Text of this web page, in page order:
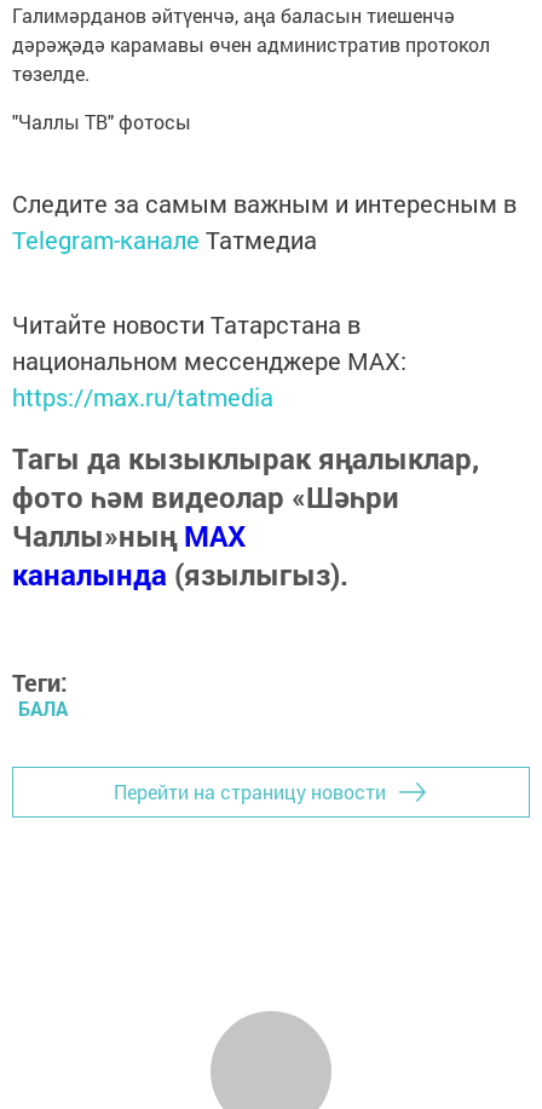
Галимәрданов әйтүенчә, аңа баласын тиешенчә
дәрәҗәдә карамавы өчен административ протокол
төзелде.
"Чаллы ТВ" фотосы
Следите за самым важным и интересным в
Telegram-канале Татмедиа
Читайте новости Татарстана в
национальном мессенджере MАХ:
https://max.ru/tatmedia
Тагы да кызыклырак яңалыклар,
фото һәм видеолар «Шәһри
Чаллы»ныңMAX
каналында (язылыгыз).
Теги:
БАЛА
Перейти на страницу новости